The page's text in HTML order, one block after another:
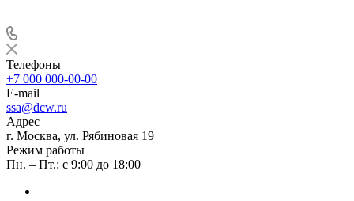
Телефоны
+7 000 000-00-00
E-mail
ssa@dcw.ru
Адрес
г. Москва, ул. Рябиновая 19
Режим работы
Пн. – Пт.: с 9:00 до 18:00